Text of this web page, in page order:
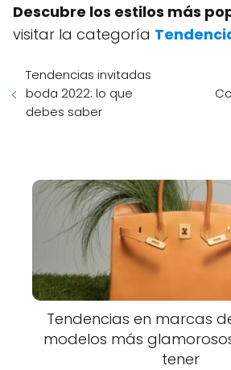
Descubre los estilos más
visitar la categoría
Tendencias invitadas
boda 2022: lo que
debes saber
Tendencias en marcas
modelos más
tener